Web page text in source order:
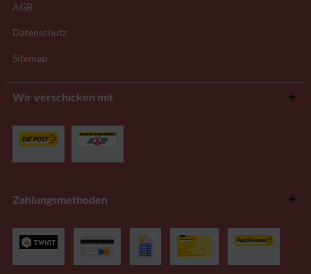
AGB
Datenschutz
Sitemap
Wir verschicken mit
Zahlungsmethoden